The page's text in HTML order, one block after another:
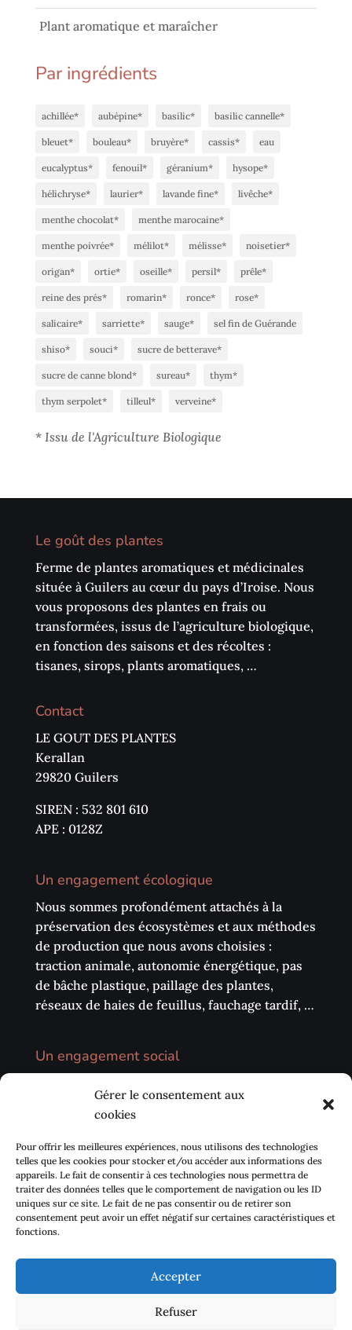
Gérer le consentement aux
cookies
Pour offrir les meilleures expériences, nous utilisons des technologies
telles que les cookies pour stocker et/ou accéder aux informations des
appareils. Le fait de consentir à ces technologies nous permettra de
traiter des données telles que le comportement de navigation ou les ID
uniques sur ce site. Le fait de ne pas consentir ou de retirer son
consentement peut avoir un effet négatif sur certaines caractéristiques et
fonctions.
Accepter
Refuser
Plant aromatique et maraîcher
Par ingrédients
achillée* aubépine* basilic* basilic cannelle*
bleuet* bouleau* bruyère* cassis* eau
eucalyptus* fenouil* géranium* hysope*
hélichryse* laurier* lavande fine* livêche*
menthe chocolat* menthe marocaine*
menthe poivrée* mélilot* mélisse* noisetier*
origan* ortie* oseille* persil* prêle*
reine des prés* romarin* ronce* rose*
salicaire* sarriette* sauge* sel fin de Guérande
shiso* souci* sucre de betterave*
sucre de canne blond* sureau* thym*
thym serpolet* tilleul* verveine*
* Issu de l'Agriculture Biologique
Le goût des plantes
Ferme de plantes aromatiques et médicinales
située à Guilers au cœur du pays d’Iroise. Nous
vous proposons des plantes en frais ou
transformées, issus de l’agriculture biologique,
en fonction des saisons et des récoltes :
tisanes, sirops, plants aromatiques, …
Contact
LE GOUT DES PLANTES
Kerallan
29820 Guilers
SIREN : 532 801 610
APE : 0128Z
Un engagement écologique
Nous sommes profondément attachés à la
préservation des écosystèmes et aux méthodes
de production que nous avons choisies :
traction animale, autonomie énergétique, pas
de bâche plastique, paillage des plantes,
réseaux de haies de feuillus, fauchage tardif, …
Un engagement social
marchés, les circuits courts (AMAP, …) et notre
environnement local. Nous avons également à
cœur de développer des échanges avec les
centres sociaux de proximité pour sensibiliser
la population à se réapproprier Le goût des
plantes.
Politique de cookies (UE)